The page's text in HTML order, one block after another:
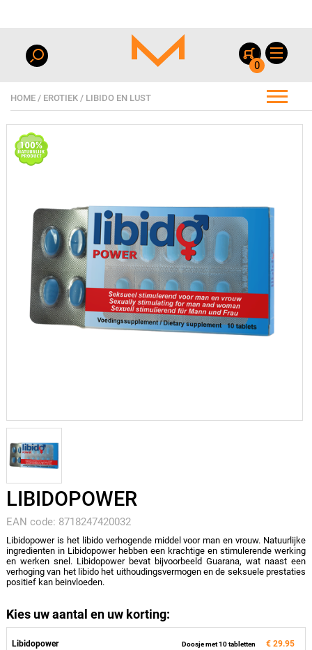
0
HOME / EROTIEK / LIBIDO EN LUST
LIBIDOPOWER
EAN code: 8718247420032
Libidopower is het libido verhogende middel voor man en vrouw. Natuurlijke
ingredienten in Libidopower hebben een krachtige en stimulerende werking
en werken snel. Libidopower bevat bijvoorbeeld Guarana, wat naast een
verhoging van het libido het uithoudingsvermogen en de seksuele prestaties
positief kan beinvloeden.
Kies uw aantal en uw korting:
Libidopower Doosje met 10 tabletten € 29.95